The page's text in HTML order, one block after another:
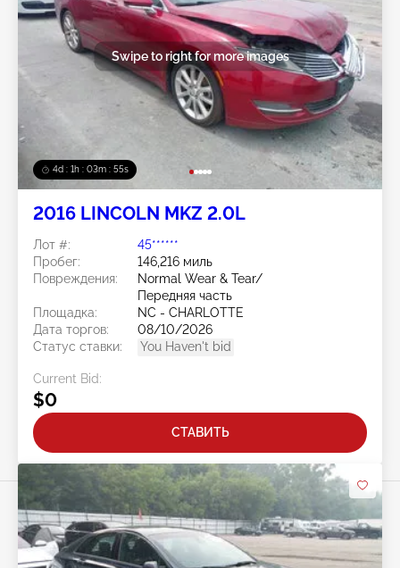
4d : 1h : 03m : 52s
Swipe to right for more images
2016 LINCOLN MKZ 2.0L
Лот #:
45******
Пробег:
146,216 миль
Повреждения:
Normal Wear & Tear/
Передняя часть
Площадка:
NC - CHARLOTTE
Дата торгов:
08/10/2026
Статус ставки:
You Haven't bid
Current Bid:
$0
СТАВИТЬ